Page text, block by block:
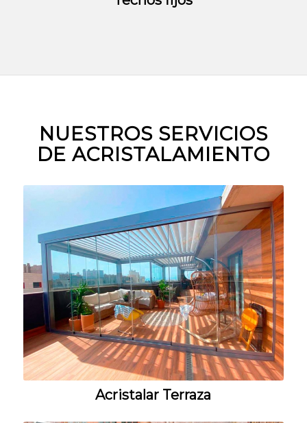
NUESTROS SERVICIOS
DE ACRISTALAMIENTO
Acristalar Terraza